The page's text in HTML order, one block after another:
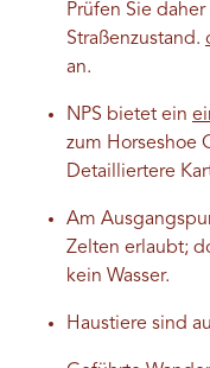
Prüfen Sie
Straßenzustand.
an.
NPS bietet ein
zum Horseshoe
Detailliertere
Am
Zelten erlaubt;
kein Wasser.
Haustiere sind